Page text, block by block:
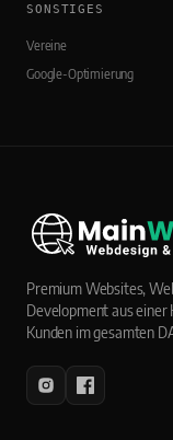
SONSTIGES
Vereine
Google-Optimierung
Premium Websites,
Development aus
Kunden im gesamten